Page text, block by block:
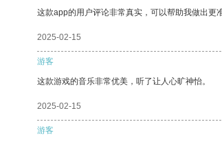
这款app的用户评论非常真实，可以帮助我做出更
2025-02-15
游客
这款游戏的音乐非常优美，听了让人心旷神怡。
2025-02-15
游客